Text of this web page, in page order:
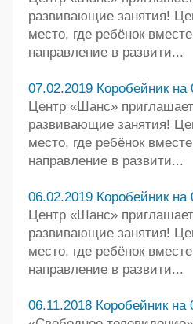
развивающие занятия!
место, где ребёнок
направление в развити...
07.02.2019 Коробейник
Центр «Шанс»
развивающие занятия!
место, где ребёнок
направление в развити...
06.02.2019 Коробейник
Центр «Шанс»
развивающие занятия!
место, где ребёнок
направление в развити...
06.11.2018 Коробейник на